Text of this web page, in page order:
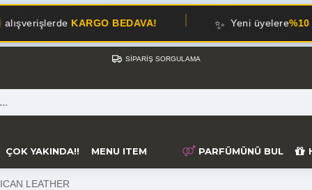
KARGO BEDAVA! ✨ Yeni üyelere %10 İNDİRİM!
SIPARIŞ SORGULAMA
ÇOK YAKINDA!! MENU ITEM PARFÜMÜNÜ BUL
LEATHER